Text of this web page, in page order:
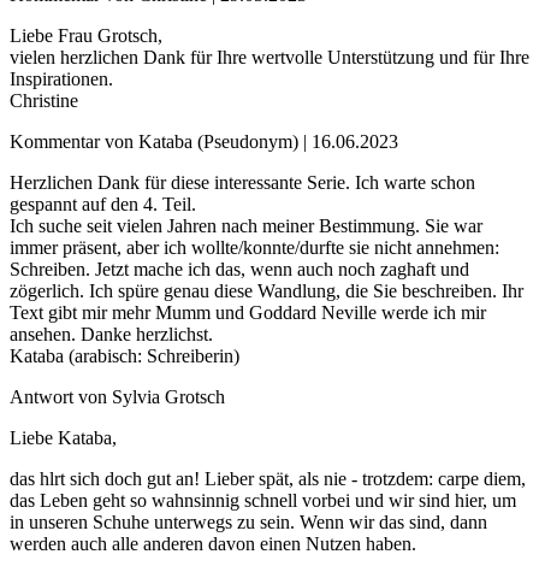
Liebe Frau Grotsch,
vielen herzlichen Dank für Ihre wertvolle Unterstützung und für Ihre
Inspirationen.
Christine
Kommentar von Kataba (Pseudonym) | 16.06.2023
Herzlichen Dank für diese interessante Serie. Ich warte schon
gespannt auf den 4. Teil.
Ich suche seit vielen Jahren nach meiner Bestimmung. Sie war
immer präsent, aber ich wollte/konnte/durfte sie nicht annehmen:
Schreiben. Jetzt mache ich das, wenn auch noch zaghaft und
zögerlich. Ich spüre genau diese Wandlung, die Sie beschreiben. Ihr
Text gibt mir mehr Mumm und Goddard Neville werde ich mir
ansehen. Danke herzlichst.
Kataba (arabisch: Schreiberin)
Antwort von Sylvia Grotsch
Liebe Kataba,
das hlrt sich doch gut an! Lieber spät, als nie - trotzdem: carpe diem,
das Leben geht so wahnsinnig schnell vorbei und wir sind hier, um
in unseren Schuhe unterwegs zu sein. Wenn wir das sind, dann
werden auch alle anderen davon einen Nutzen haben.